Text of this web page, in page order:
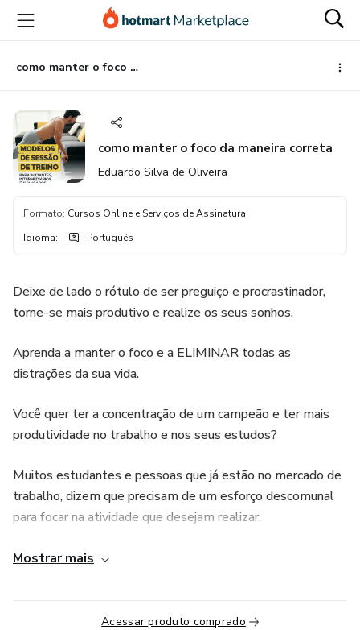
para
conteúdo
principal
para
pagamento
para
rodapé
como manter o foco da maneira correta
como manter o foco da maneira correta
Eduardo Silva de Oliveira
Formato: Cursos Online e Serviços de Assinatura
Idioma: Português
Deixe de lado o rótulo de ser preguiço e procrastinador,
torne-se mais produtivo e realize os seus sonhos.
Aprenda a manter o foco e a ELIMINAR todas as
distrações da sua vida.
Você quer ter a concentração de um campeão e ter mais
produtividade no trabalho e nos seus estudos?
Muitos estudantes e pessoas que já estão no mercado de
trabalho, dizem que precisam de um esforço descomunal
para focar na atividade que desejam realizar.
Querem ter mais conhecimento, para passar em uma prova
concentração nunca chega.
Mostrar mais
Acessar produto comprado